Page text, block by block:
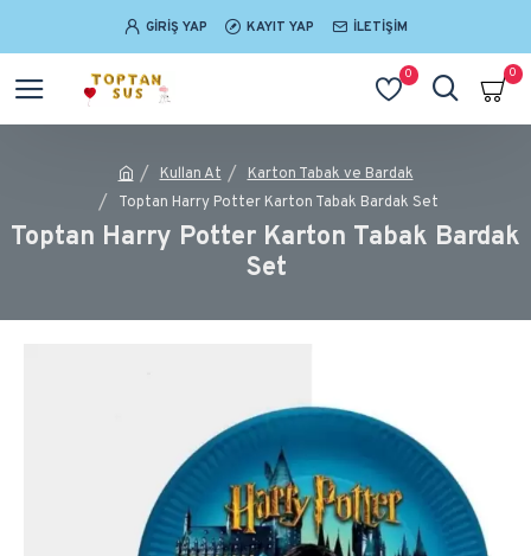
GIRIŞ YAP KAYIT YAP İLETIŞIM
0 0
Kullan At
Karton Tabak ve Bardak
Toptan Harry Potter Karton Tabak Bardak Set
Toptan Harry Potter Karton Tabak Bardak
Set